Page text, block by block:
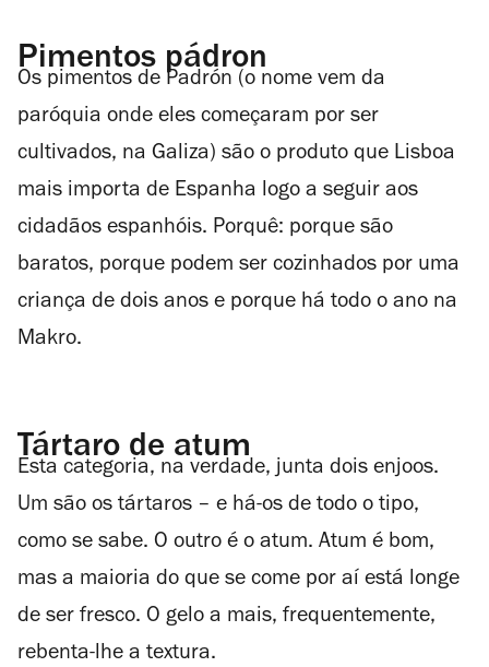
Pimentos pádron
Os pimentos de Padrón (o nome vem da
paróquia onde eles começaram por ser
cultivados, na Galiza) são o produto que Lisboa
mais importa de Espanha logo a seguir aos
cidadãos espanhóis. Porquê: porque são
baratos, porque podem ser cozinhados por uma
criança de dois anos e porque há todo o ano na
Makro.
Tártaro de atum
Esta categoria, na verdade, junta dois enjoos.
Um são os tártaros – e há-os de todo o tipo,
como se sabe. O outro é o atum. Atum é bom,
mas a maioria do que se come por aí está longe
de ser fresco. O gelo a mais, frequentemente,
rebenta-lhe a textura.